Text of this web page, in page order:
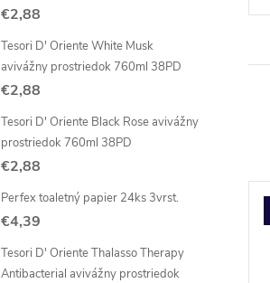
€2,88
Tesori D' Oriente White Musk
avivážny prostriedok 760ml 38PD
€2,88
Tesori D' Oriente Black Rose avivážny
prostriedok 760ml 38PD
€2,88
Perfex toaletný papier 24ks 3vrst.
€4,39
Tesori D' Oriente Thalasso Therapy
Antibacterial avivážny prostriedok
NOVINKA